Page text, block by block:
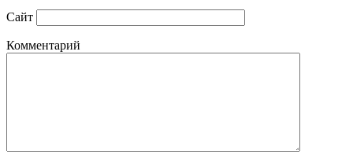
Сайт
Комментарий